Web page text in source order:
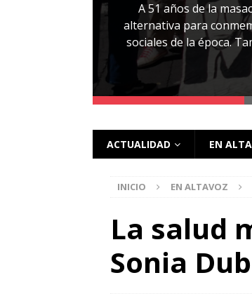
A 51 años de la
alternativa para
sociales de la época.
ACTUALIDAD EN
INICIO EN ALTAVOZ
La salud
Sonia